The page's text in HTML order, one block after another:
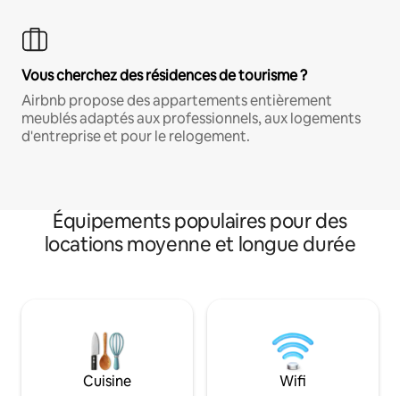
Vous cherchez des résidences de tourisme ?
Airbnb propose des appartements entièrement
meublés adaptés aux professionnels, aux logements
d'entreprise et pour le relogement.
Équipements populaires pour des
locations moyenne et longue durée
Cuisine Wifi